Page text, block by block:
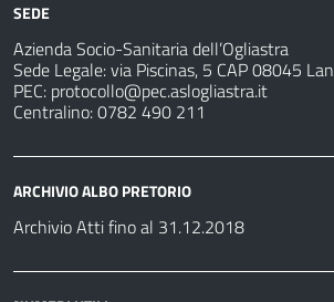
SEDE
Azienda Socio-Sanitaria dell’Ogliastra
Sede Legale: via Piscinas, 5 CAP 08045
PEC: protocollo@pec.aslogliastra.it
Centralino: 0782 490 211
ARCHIVIO ALBO PRETORIO
Archivio Atti fino al 31.12.2018